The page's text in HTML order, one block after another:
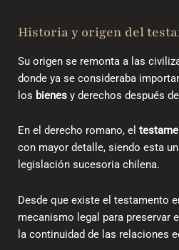
Historia y origen del
Su origen se remonta a las
donde ya se consideraba
los bienes y derechos después de
En el derecho romano, el
con mayor detalle, siendo esta
legislación sucesoria chilena.
Desde que existe el testamento
mecanismo legal para preservar
la continuidad de las relaciones